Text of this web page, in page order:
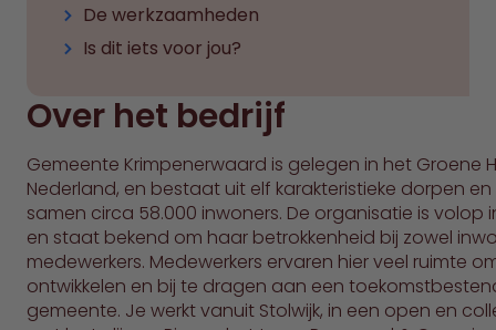
De werkzaamheden
Is dit iets voor jou?
Over het bedrijf
Gemeente Krimpenerwaard is gelegen in het Groene
Nederland, en bestaat uit elf karakteristieke dorpen
samen circa 58.000 inwoners. De organisatie is volop
en staat bekend om haar betrokkenheid bij zowel
medewerkers. Medewerkers ervaren hier veel ruimte
ontwikkelen en bij te dragen aan een
gemeente. Je werkt vanuit Stolwijk, in een open en